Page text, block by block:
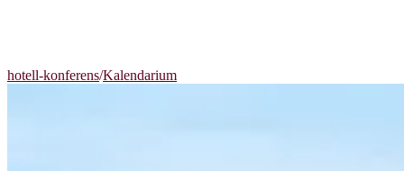
hotell-konferens/Kalendarium